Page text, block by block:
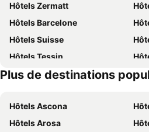
Hôtels Zermatt
Hôtels Barcelone
Hôtels Suisse
Hôtels Tessin
Hôtels Sardaigne
Plus de destinations
Hôtels Ascona
Hôtels Arosa